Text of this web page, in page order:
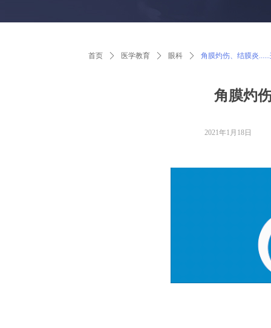
角膜灼
2021年1月18日
首页 ꄲ 医学教育 ꄲ 眼科 ꄲ 角膜灼伤、结膜炎